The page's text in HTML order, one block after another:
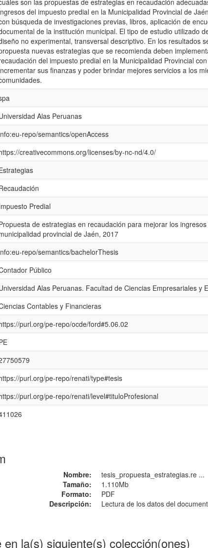
son las propuestas de estrategias en recaudación
del impuesto predial en la Municipalidad Provincial de
búsqueda de investigaciones previas, libros, aplicación de
de la institución municipal. El tipo de estudio utilizado
no experimental, transversal descriptivo. En los resultados
nuevas estrategias que se recomienda deben
del impuesto predial en la Municipalidad Provincial
sus finanzas y poder brindar mejores servicios a los
Alas Peruanas
repo/semantics/openAccess
creativecommons.org/licenses/by-nc-nd/4.0/
Predial
de estrategias en recaudación para mejorar los
provincial de Jaén, 2017
repo/semantics/bachelorThesis
Público
Alas Peruanas. Facultad de Ciencias Empresariales y
Contables y Financieras
purl.org/pe-repo/ocde/ford#5.06.02
purl.org/pe-repo/renati/type#tesis
purl.org/pe-repo/renati/level#tituloProfesional
Nombre:
tesis_propuesta_estrategias.re ...
Tamaño:
1.110Mb
Formato:
PDF
Descripción:
Lectura de los datos del
la(s) siguiente(s) colección(ones)